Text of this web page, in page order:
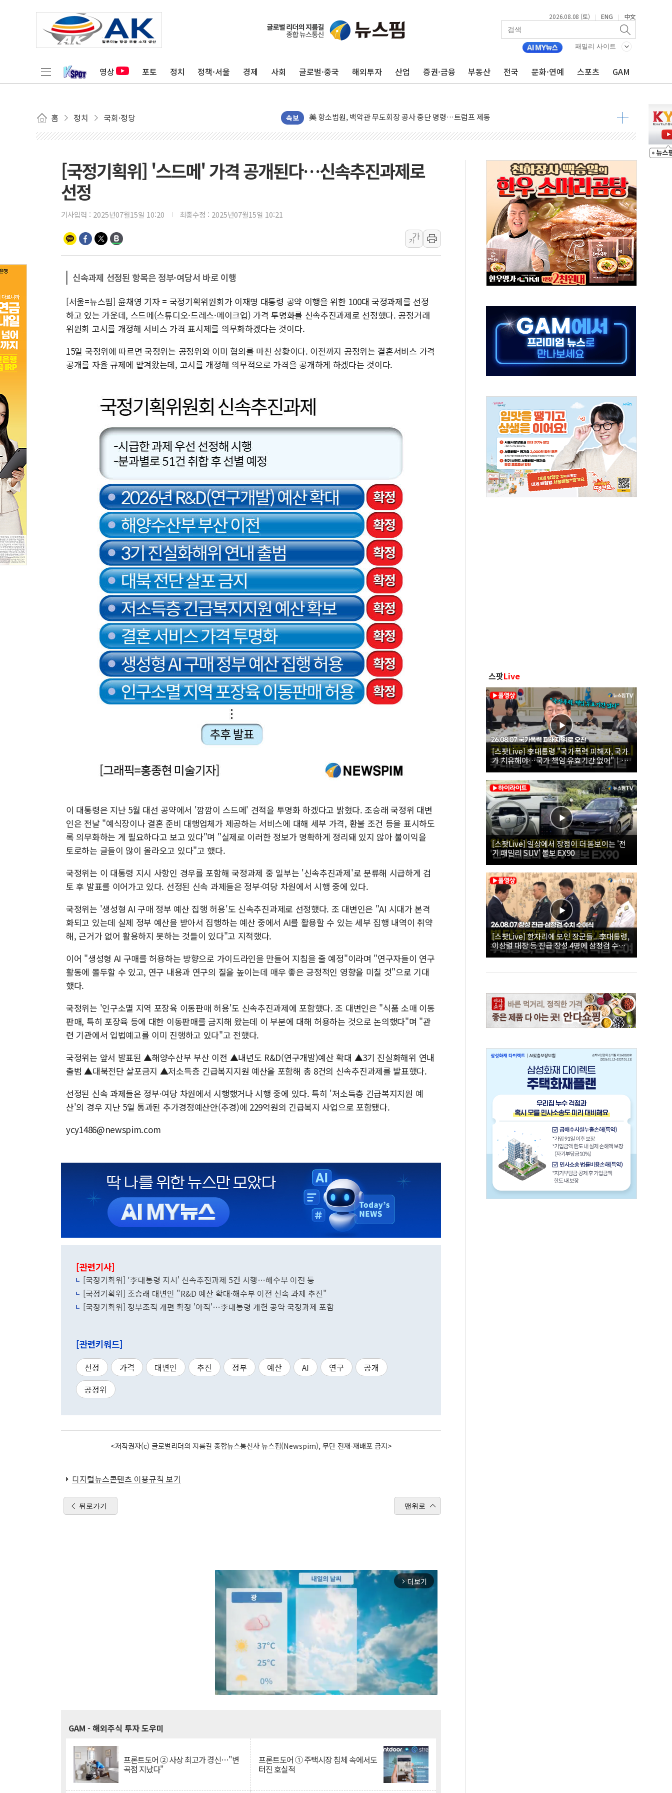
2026.08.08 (토) | ENG | 中文
패밀리 사이트
영상 포토 정치 정책·서울 경제 사회 글로벌·중국 해외투자 산업 증권·금융 부동산 전국 문화·연예 스포츠 GAM
홈 정치 국회·정당 속보
[종합] 이슬람 수니파 3국, '공동방위협정' 체결… 이스라엘·이란 위협에 맞설 자체 억지력 강화
트럼프, 백신·자폐증 행정명령 검토…"이르면 다음 주"
이란의 핵심 원유 수출항 '하르그섬', 최근 1주일 이상 '올스톱'… 美 해상봉쇄 영향
美 고용 쇼크에 엔화 장중 급등…시장은 "또 개입했나" 촉각
뉴욕증시 프리뷰, 美 고용 쇼크에 금리 인상 우려 후퇴…나스닥 선물 1%대 상승
[종합] 美 7월 고용 2만3000명 감소 '쇼크'…9월 금리 인상 기대 후퇴
뉴욕증시 개장 전 특징주...아틀라시안·클라우드플레어·태양광주↑ VS 트레이드데스크·웬디스↓
보훈부, 미 DPAA와 MOU… "6·25 미군 실종자 7359명 끝까지 찾겠다"
트럼프 "금리 내려야"…파월 때와 달리 워시엔 톤 낮춰
특정 정치인 측근 포항시 정책특보 내정설...포항시 '시끌'
李 "해남 태양광, 대한민국 다음 100년 밑거름…수도권 집중 완화 전환점"
李 대통령, '6시간 마라톤 부동산 2차 회의' 주재… "전폭적 공급 확대·속도전 총력"
트럼프, 中 겨냥 폴리실리콘 관세 15% 부과…美 태양광주 급등
[사진] 빈살만과 에르도안의 만남
이란와이어 "이란 최고지도자 위독…곧 사망해도 놀랍지 않아"
남동발전, 해남군에 국내 최대 규모 400MW 태양광 착공…여의도 1.6배 규모
[인도증시] 중동 불안 속 유가 상승에 소폭 하락...금융주 낙폭 커
[국정기획위] '스드메' 가격 공개된다…신속추진과제로
선정
기사입력 : 2025년07월15일 10:20 최종수정 : 2025년07월15일 10:21
가
가
신속과제 선정된 항목은 정부·여당서 바로 이행
[서울=뉴스핌] 윤채영 기자 = 국정기획위원회가 이재명 대통령 공약 이행을 위한 100대 국정과제를 선정
하고 있는 가운데, 스드메(스튜디오·드레스·메이크업) 가격 투명화를 신속추진과제로 선정했다. 공정거래
위원회 고시를 개정해 서비스 가격 표시제를 의무화하겠다는 것이다.
15일 국정위에 따르면 국정위는 공정위와 이미 협의를 마친 상황이다. 이전까지 공정위는 결혼서비스 가격
공개를 자율 규제에 맡겨왔는데, 고시를 개정해 의무적으로 가격을 공개하게 하겠다는 것이다.
이 대통령은 지난 5월 대선 공약에서 '깜깜이 스드메' 견적을 투명화 하겠다고 밝혔다. 조승래 국정위 대변
인은 전날 "예식장이나 결혼 준비 대행업체가 제공하는 서비스에 대해 세부 가격, 환불 조건 등을 표시하도
록 의무화하는 게 필요하다고 보고 있다"며 "실제로 이러한 정보가 명확하게 정리돼 있지 않아 불이익을
토로하는 글들이 많이 올라오고 있다"고 했다.
국정위는 이 대통령 지시 사항인 경우를 포함해 국정과제 중 일부는 '신속추진과제'로 분류해 시급하게 검
토 후 발표를 이어가고 있다. 선정된 신속 과제들은 정부·여당 차원에서 시행 중에 있다.
국정위는 '생성형 AI 구매 정부 예산 집행 허용'도 신속추진과제로 선정했다. 조 대변인은 "AI 시대가 본격
화되고 있는데 실제 정부 예산을 받아서 집행하는 예산 중에서 AI를 활용할 수 있는 세부 집행 내역이 취약
해, 근거가 없어 활용하지 못하는 것들이 있다"고 지적했다.
이어 "생성형 AI 구매를 허용하는 방향으로 가이드라인을 만들어 지침을 줄 예정"이라며 "연구자들이 연구
활동에 몰두할 수 있고, 연구 내용과 연구의 질을 높이는데 매우 좋은 긍정적인 영향을 미칠 것"으로 기대
했다.
국정위는 '인구소멸 지역 포장육 이동판매 허용'도 신속추진과제에 포함했다. 조 대변인은 "식품 소매 이동
판매, 특히 포장육 등에 대한 이동판매를 금지해 왔는데 이 부분에 대해 허용하는 것으로 논의했다"며 "관
련 기관에서 입법예고를 이미 진행하고 있다"고 전했다.
국정위는 앞서 발표된 ▲해양수산부 부산 이전 ▲내년도 R&D(연구개발)예산 확대 ▲3기 진실화해위 연내
출범 ▲대북전단 살포금지 ▲저소득층 긴급복지지원 예산을 포함해 총 8건의 신속추진과제를 발표했다.
선정된 신속 과제들은 정부·여당 차원에서 시행했거나 시행 중에 있다. 특히 '저소득층 긴급복지지원 예
산'의 경우 지난 5일 통과된 추가경정예산안(추경)에 229억원의 긴급복지 사업으로 포함됐다.
ycy1486@newspim.com
[관련기사]
[국정기획위] '李대통령 지시' 신속추진과제 5건 시행…해수부 이전 등
[국정기획위] 조승래 대변인 "R&D 예산 확대·해수부 이전 신속 과제 추진"
[국정기획위] 정부조직 개편 확정 '아직'…李대통령 개헌 공약 국정과제 포함
[관련키워드]
선정 가격 대변인 추진 정부 예산 AI 연구
공개
공정위
<저작권자(c) 글로벌리더의 지름길 종합뉴스통신사 뉴스핌(Newspim), 무단 전재-재배포 금지>
디지털뉴스콘텐츠 이용규칙 보기
뒤로가기 맨위로
arrow_forward_ios 더보기
GAM - 해외주식 투자 도우미
프론트도어 ② 사상 최고가 경신…"변
곡점 지났다"
프론트도어 ① 주택시장 침체 속에서도
터진 호실적
스팟Live
[스팟Live] 李대통령 "국가폭력 피해자, 국가
가 치유해야…국가 책임 유효기간 없어"｜
26.08.07 국가폭력 피해자 위로 오찬
[스팟Live] 일상에서 장점이 더 돋보이는 '전
기 패밀리 SUV' 볼보 EX90
[스팟Live] 한자리에 모인 장군들...李대통령,
이상렬 대장 등 진급 장성 4명에 삼정검 수치
직접 수여｜26.08.07 장성 진급·삼정검 수치